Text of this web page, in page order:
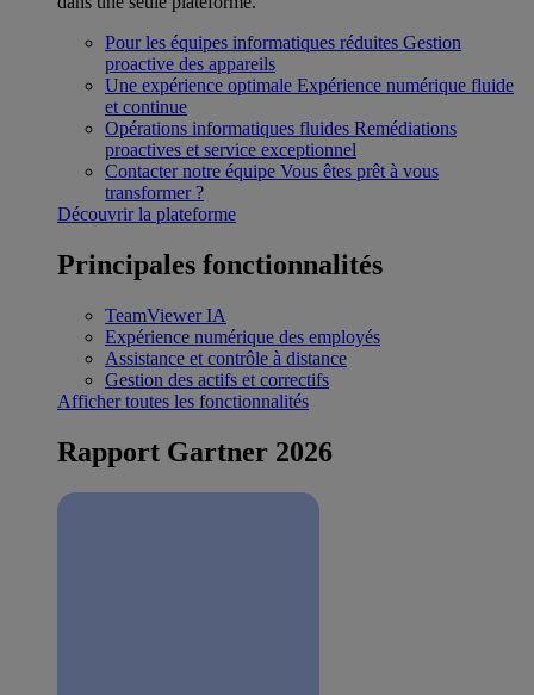
Pour les équipes informatiques réduites Gestion
proactive des appareils
Une expérience optimale Expérience numérique fluide
et continue
Opérations informatiques fluides Remédiations
proactives et service exceptionnel
Contacter notre équipe Vous êtes prêt à vous
transformer ?
Découvrir la plateforme
Principales fonctionnalités
TeamViewer IA
Expérience numérique des employés
Assistance et contrôle à distance
Gestion des actifs et correctifs
Afficher toutes les fonctionnalités
Rapport Gartner 2026